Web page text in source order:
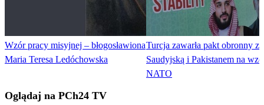
Wzór pracy misyjnej – błogosławiona
Maria Teresa Ledóchowska
Turcja zawarła pakt obronny z
Saudyjską i Pakistanem na
NATO
Oglądaj na PCh24 TV